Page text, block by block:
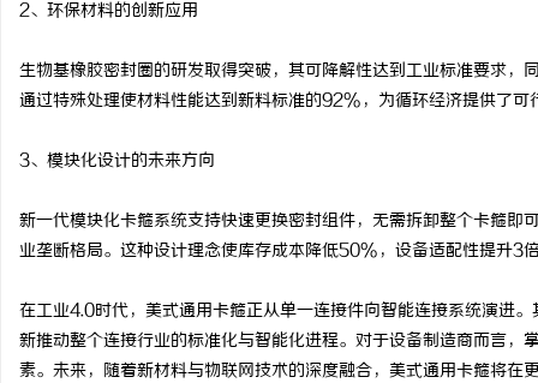
2、环保材料的创新应用
生物基橡胶密封圈的研发取得突破，其可降解性达到工业标准要求
通过特殊处理使材料性能达到新料标准的92%，为循环经济提供了可
3、模块化设计的未来方向
新一代模块化卡箍系统支持快速更换密封组件，无需拆卸整个卡箍
业垄断格局。这种设计理念使库存成本降低50%，设备适配性提升3
在工业4.0时代，美式通用卡箍正从单一连接件向智能连接系统演进
新推动整个连接行业的标准化与智能化进程。对于设备制造商而言
素。未来，随着新材料与物联网技术的深度融合，美式通用卡箍将